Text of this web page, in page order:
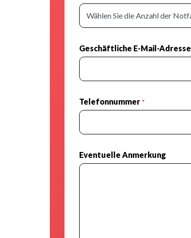
Geschäftliche E-Mail-Adresse
Telefonnummer *
Eventuelle Anmerkung